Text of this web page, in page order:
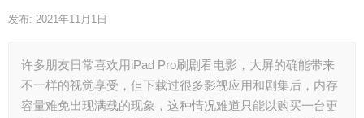
发布: 2021年11月1日
许多朋友日常喜欢用iPad Pro刷剧看电影，大屏的确能带来
不一样的视觉享受，但下载过很多影视应用和剧集后，内存
容量难免出现满载的现象，这种情况难道只能以购买一台更